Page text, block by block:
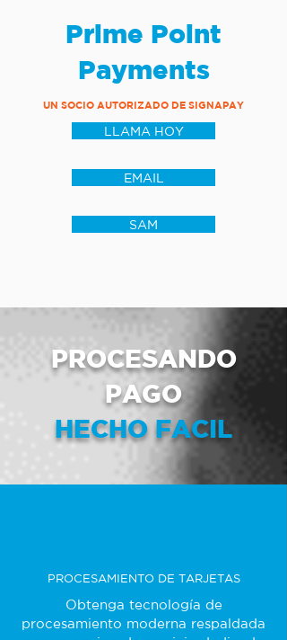
Prime Point
Payments
UN SOCIO AUTORIZADO DE SIGNAPAY
LLAMA HOY
EMAIL
SAM
PROCESANDO
PAGO
HECHO FACIL
PROCESAMIENTO DE TARJETAS
Obtenga tecnología de
procesamiento moderna respaldada